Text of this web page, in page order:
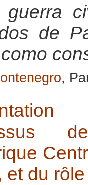
guerra
de
,
et du